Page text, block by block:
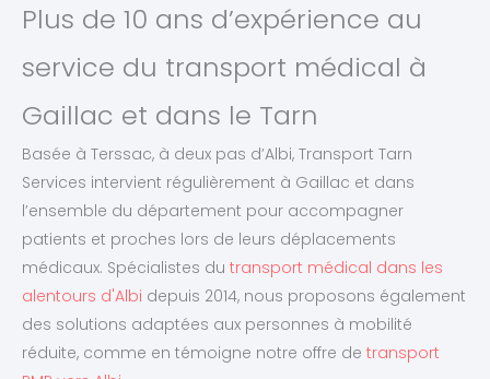
Plus de 10 ans d’expérience au
service du transport médical à
Gaillac et dans le Tarn
Basée à Terssac, à deux pas d’Albi, Transport Tarn
Services intervient régulièrement à Gaillac et dans
l’ensemble du département pour accompagner
patients et proches lors de leurs déplacements
médicaux. Spécialistes du transport médical dans les
alentours d'Albi depuis 2014, nous proposons également
des solutions adaptées aux personnes à mobilité
réduite, comme en témoigne notre offre de transport